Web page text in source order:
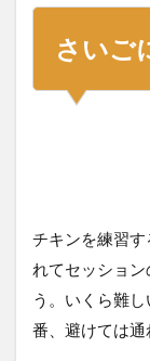
さいご
チキンを練習
れてセッショ
う。いくら難
番、避けては通